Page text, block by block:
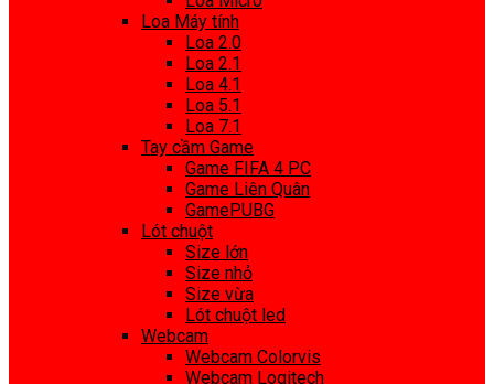
Loa Máy tính
Loa 2.0
Loa 2.1
Loa 4.1
Loa 5.1
Loa 7.1
Tay cầm Game
Game FIFA 4 PC
Game Liên Quân
GamePUBG
Lót chuột
Size lớn
Size nhỏ
Size vừa
Lót chuột led
Webcam
Webcam Colorvis
Webcam Logitech